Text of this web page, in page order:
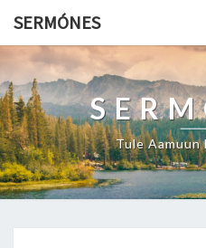
SERMÓNES
Tule Aamuun